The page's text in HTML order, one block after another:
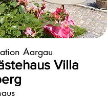
Aargau
Villa